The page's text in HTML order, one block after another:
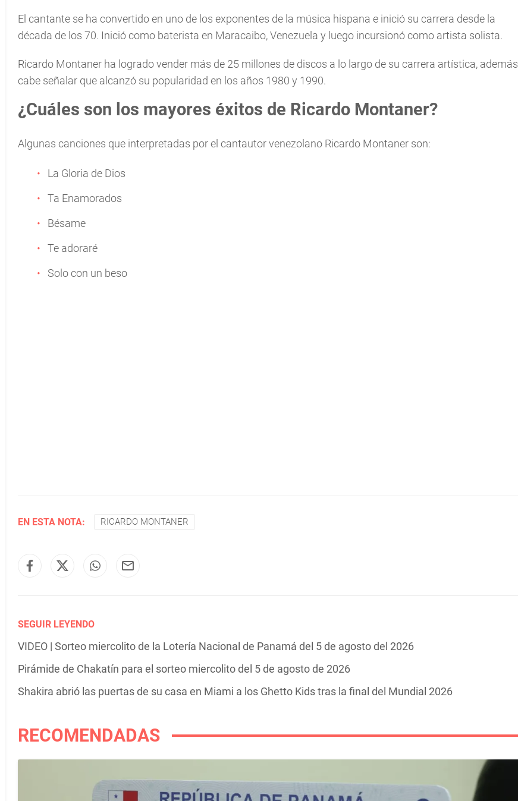
El cantante se ha convertido en uno de los exponentes de la música hispana e inició su carrera desde la
década de los 70. Inició como baterista en Maracaibo, Venezuela y luego incursionó como artista solista.
Ricardo Montaner ha logrado vender más de 25 millones de discos a lo largo de su carrera artística, además
cabe señalar que alcanzó su popularidad en los años 1980 y 1990.
¿Cuáles son los mayores éxitos de Ricardo Montaner?
Algunas canciones que interpretadas por el cantautor venezolano Ricardo Montaner son:
La Gloria de Dios
Ta Enamorados
Bésame
Te adoraré
Solo con un beso
EN ESTA NOTA: RICARDO MONTANER
SEGUIR LEYENDO
VIDEO | Sorteo miercolito de la Lotería Nacional de Panamá del 5 de agosto del 2026
Pirámide de Chakatín para el sorteo miercolito del 5 de agosto de 2026
Shakira abrió las puertas de su casa en Miami a los Ghetto Kids tras la final del Mundial 2026
RECOMENDADAS